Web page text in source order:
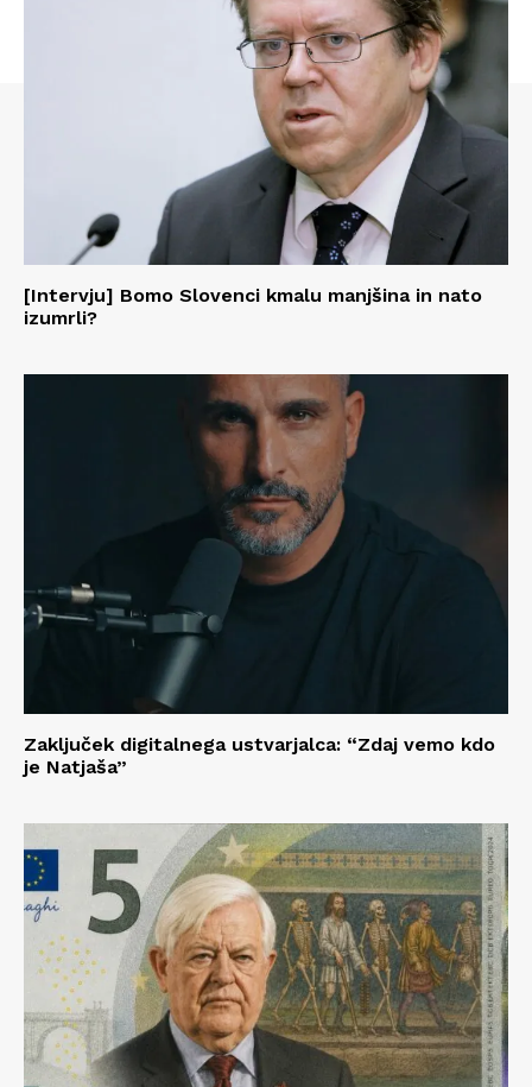
[Intervju] Bomo Slovenci kmalu manjšina in nato
izumrli?
Zaključek digitalnega ustvarjalca: “Zdaj vemo kdo
je Natjaša”